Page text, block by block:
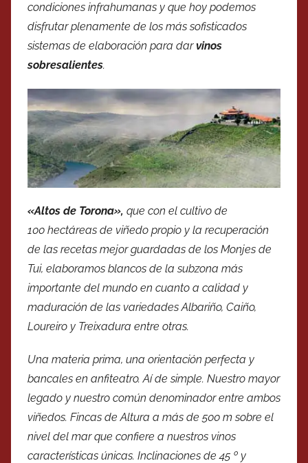
condiciones infrahumanas y que hoy podemos
disfrutar plenamente de los más sofisticados
sistemas de elaboración para darvinos
sobresalientes.
«Altos de Torona», que con el cultivo de
100 hectáreas de viñedo propio y la recuperación
de las recetas mejor guardadas de los Monjes de
Tui, elaboramos blancos de la subzona más
importante del mundo en cuanto a calidad y
maduración de las variedades Albariño, Caiño,
Loureiro y Treixadura entre otras.
Una materia prima, una orientación perfecta y
bancales en anfiteatro. Aí de simple. Nuestro mayor
legado y nuestro común denominador entre ambos
viñedos. Fincas de Altura a más de 500 m sobre el
nivel del mar que confiere a nuestros vinos
características únicas. Inclinaciones de 45 º y